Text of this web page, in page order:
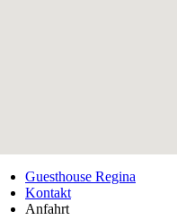
Guesthouse Regina
Kontakt
Anfahrt